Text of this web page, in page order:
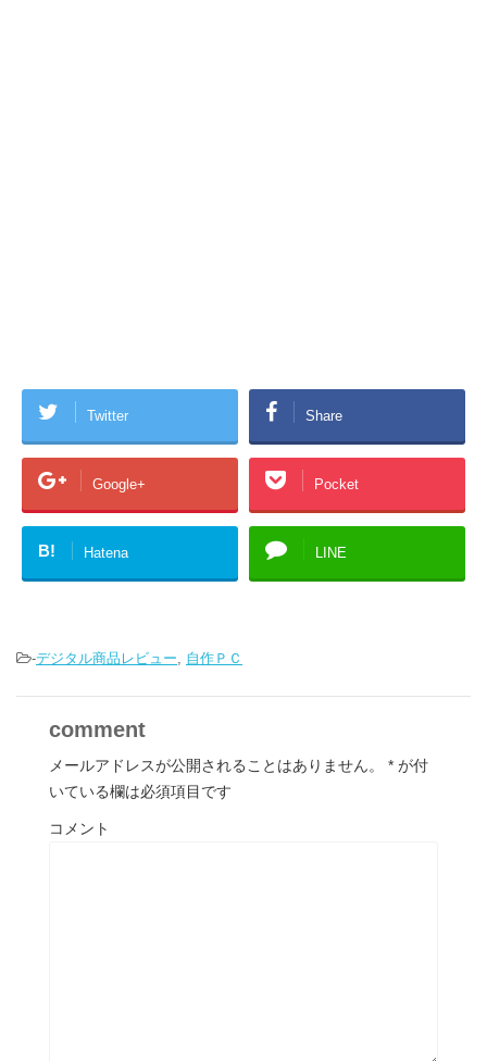
Twitter Share
Google+ Pocket
B! Hatena LINE
-デジタル商品レビュー, 自作ＰＣ
comment
メールアドレスが公開されることはありません。 * が付
いている欄は必須項目です
コメント